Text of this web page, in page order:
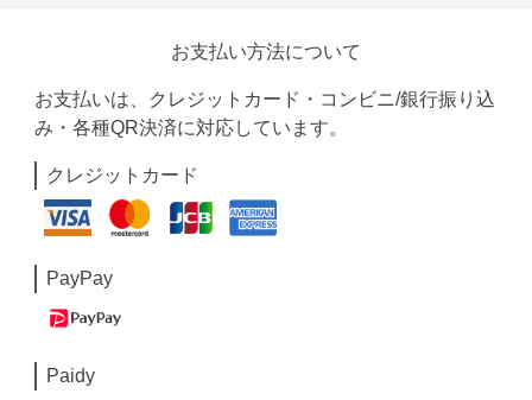
お支払い方法について
お支払いは、クレジットカード・コンビニ/銀行振り込
み・各種QR決済に対応しています。
クレジットカード
PayPay
Paidy